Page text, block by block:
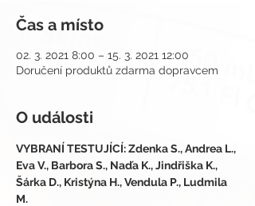
Čas a místo
02. 3. 2021 8:00 – 15. 3. 2021 12:00
Doručení produktů zdarma dopravcem
O události
VYBRANÍ TESTUJÍCÍ: Zdenka S., Andrea L.,
Eva V., Barbora S., Naďa K., Jindřiška K.,
Šárka D., Kristýna H., Vendula P., Ludmila
M.